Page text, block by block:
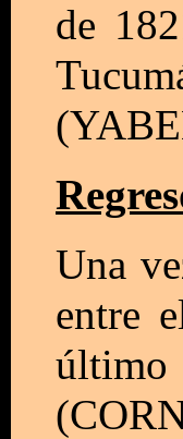
de
Una
entre
último